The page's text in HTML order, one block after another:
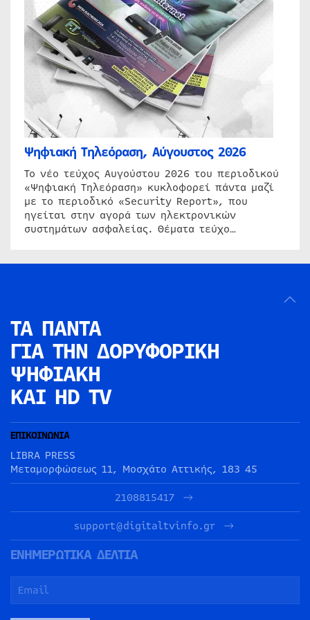
Ψηφιακή Τηλεόραση, Αύγουστος 2026
Το νέο τεύχος Αυγούστου 2026 του περιοδικού
«Ψηφιακή Τηλεόραση» κυκλοφορεί πάντα μαζί
με το περιοδικό «Security Report», που
ηγείται στην αγορά των ηλεκτρονικών
συστημάτων ασφαλείας. Θέματα τεύχο…
ΤΑ ΠΑΝΤΑ
ΓΙΑ ΤΗΝ ΔΟΡΥΦΟΡΙΚΗ
ΨΗΦΙΑΚΗ
ΚΑΙ HD TV
ΕΠΙΚΟΙΝΩΝΙΑ
LIBRA PRESS
Μεταμορφώσεως 11, Μοσχάτο Αττικής, 183 45
2108815417
support@digitaltvinfo.gr
ΕΝΗΜΕΡΩΤΙΚΑ ΔΕΛΤΙΑ